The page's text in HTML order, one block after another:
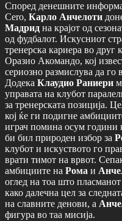
Според денешните
Cero, Карло Анчелоти
Мадрид на крајот од
од фудбалот. Искусниот
тренерска кариера во друг
Оразио Акомандо, кој
сериозно размислува да го
Додека Клаудио Раниери
управата на клубот
за тренерската позиција.
кој ќе ги подигне
играч помина осум години
би бил природен избор за
клубот и искуството го
врати тимот на врвот.
амбициите на Рома и
оглед на тоа што
како далечна цел за
на славните денови, а
фигура во таа мисија.